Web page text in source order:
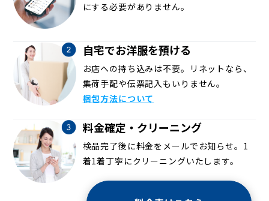
にする必要がありません。
自宅でお洋服を預ける
お店への持ち込みは不要。リネットなら、
集荷手配や伝票記入もいりません。
梱包方法について
料金確定・クリーニング
検品完了後に料金をメールでお知らせ。1
着1着丁寧にクリーニングいたします。